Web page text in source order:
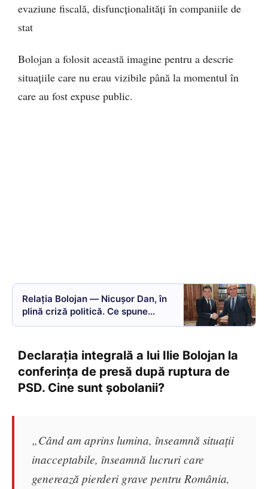
evaziune fiscală, disfuncționalități în companiile de
stat
Bolojan a folosit această imagine pentru a descrie
situațiile care nu erau vizibile până la momentul în
care au fost expuse public.
Relația Bolojan — Nicușor Dan, în
plină criză politică. Ce spune
premierul despre poziția „neutră”
Declarația integrală a lui Ilie Bolojan la
conferința de presă după ruptura de
PSD. Cine sunt șobolanii?
„Când am aprins lumina, înseamnă situații
inacceptabile, înseamnă lucruri care
generează pierderi grave pentru România,